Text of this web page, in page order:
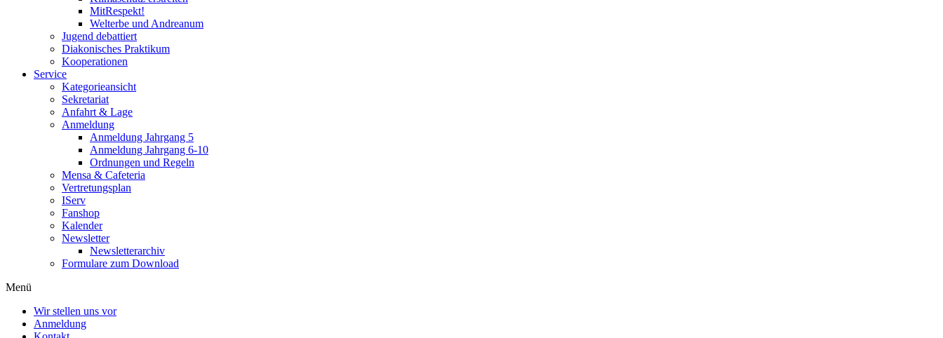
MitRespekt!
Welterbe und Andreanum
Jugend debattiert
Diakonisches Praktikum
Kooperationen
Service
Kategorieansicht
Sekretariat
Anfahrt & Lage
Anmeldung
Anmeldung Jahrgang 5
Anmeldung Jahrgang 6-10
Ordnungen und Regeln
Mensa & Cafeteria
Vertretungsplan
IServ
Fanshop
Kalender
Newsletter
Newsletterarchiv
Formulare zum Download
Menü
Wir stellen uns vor
Anmeldung